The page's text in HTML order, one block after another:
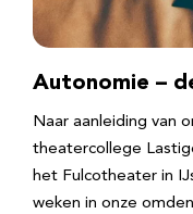
Autonomie –
Naar aanleiding van
theatercollege
het Fulcotheater in
weken in onze